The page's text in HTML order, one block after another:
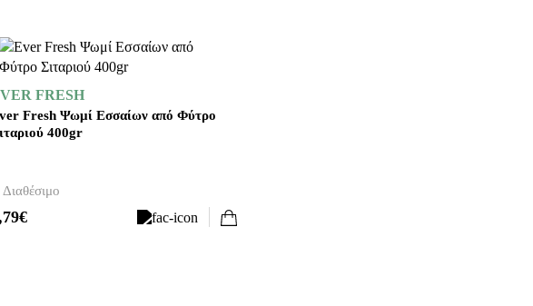
FRESH
Fresh Ψωμί Εσσαίων από Φύτρο
400gr
Διαθέσιμο